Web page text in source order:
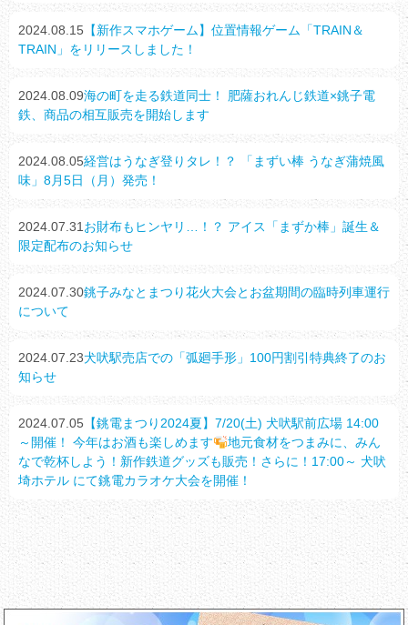
2024.08.15 【新作スマホゲーム】位置情報ゲーム「TRAIN＆
TRAIN」をリリースしました！
2024.08.09海の町を走る鉄道同士！ 肥薩おれんじ鉄道×銚子電
鉄、商品の相互販売を開始します
2024.08.05経営はうなぎ登りタレ！？ 「まずい棒 うなぎ蒲焼風
味」8月5日（月）発売！
2024.07.31お財布もヒンヤリ…！？ アイス「まずか棒」誕生＆
限定配布のお知らせ
2024.07.30銚子みなとまつり花火大会とお盆期間の臨時列車運行
について
2024.07.23犬吠駅売店での「弧廻手形」100円割引特典終了のお
知らせ
2024.07.05 【銚電まつり2024夏】7/20(土) 犬吠駅前広場 14:00
～開催！ 今年はお酒も楽しめます
地元食材をつまみに、みん
なで乾杯しよう！新作鉄道グッズも販売！さらに！17:00～ 犬吠
埼ホテル にて銚電カラオケ大会を開催！